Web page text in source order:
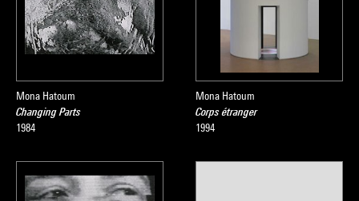
Mona Hatoum
Changing Parts
1984
Mona Hatoum
Corps étranger
1994